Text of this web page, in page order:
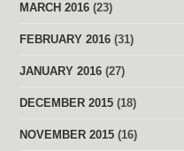
MARCH 2016 (23)
FEBRUARY 2016 (31)
JANUARY 2016 (27)
DECEMBER 2015 (18)
NOVEMBER 2015 (16)